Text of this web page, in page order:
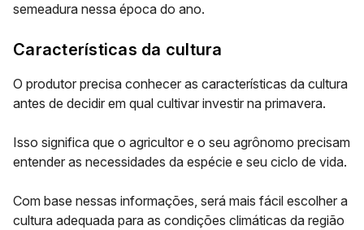
semeadura nessa época do ano.
Características da cultura
O produtor precisa conhecer as características da cultura
antes de decidir em qual cultivar investir na primavera.
Isso significa que o agricultor e o seu agrônomo precisam
entender as necessidades da espécie e seu ciclo de vida.
Com base nessas informações, será mais fácil escolher a
cultura adequada para as condições climáticas da região